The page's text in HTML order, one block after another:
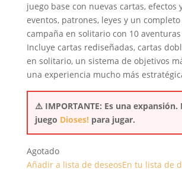
juego base con nuevas cartas, efectos
eventos, patrones, leyes y un
campaña en solitario con 10
Incluye cartas rediseñadas, cartas
en solitario, un sistema de objetivos
una experiencia mucho más
⚠️ IMPORTANTE: Es una expansión.
juego Dioses!para jugar.
Agotado
Añadir a lista de deseosEn tu lista de